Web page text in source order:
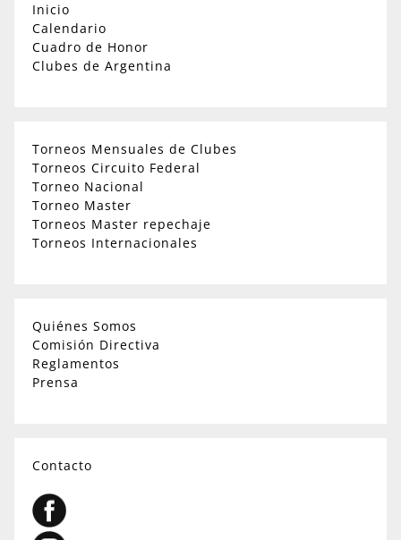
Inicio
Calendario
Cuadro de Honor
Clubes de Argentina
Torneos Mensuales de Clubes
Torneos Circuito Federal
Torneo Nacional
Torneo Master
Torneos Master repechaje
Torneos Internacionales
Quiénes Somos
Comisión Directiva
Reglamentos
Prensa
Contacto